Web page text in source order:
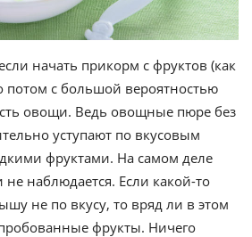
начать прикорм с фруктов (как
потом с большой вероятностью
овощи. Ведь овощные пюре без
уступают по вкусовым
фруктами. На самом деле
наблюдается. Если какой-то
не по вкусу, то вряд ли в этом
фрукты. Ничего